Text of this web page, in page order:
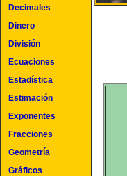
Decimales
Dinero
División
Ecuaciones
Estadística
Estimación
Exponentes
Fracciones
Geometría
Gráficos